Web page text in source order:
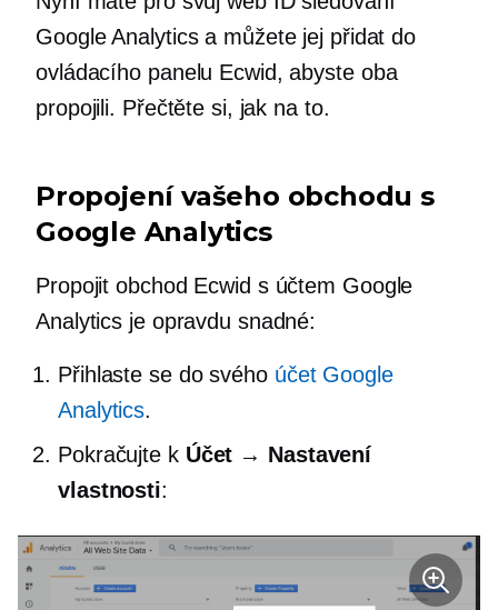
Google Analytics a můžete jej přidat do
ovládacího panelu Ecwid, abyste oba
propojili. Přečtěte si, jak na to.
Propojení vašeho obchodu s
Google Analytics
Propojit obchod Ecwid s účtem Google
Analytics je opravdu snadné:
Přihlaste se do svého účet Google
Analytics.
Pokračujte k Účet → Nastavení
vlastnosti: